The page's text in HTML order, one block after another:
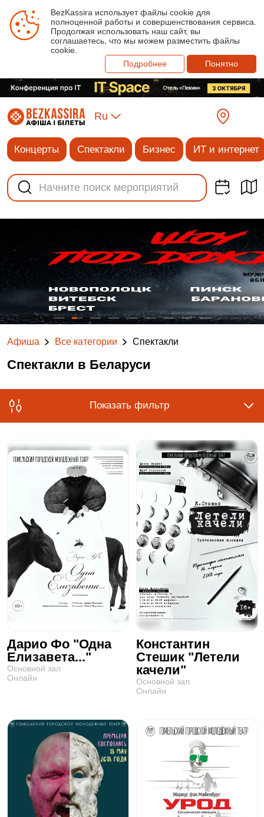
BezKassira использует файлы cookie для
полноценной работы и совершенствования сервиса.
Продолжая использовать наш сайт, вы
соглашаетесь, что мы можем разместить файлы
cookie.
Подробнее
Понятно
Ru
Концерты Спектакли Бизнес ИТ и интернет
Афиша Все категории Спектакли
Спектакли в Беларуси
Показать фильтр
Дарио Фо "Одна
Елизавета..."
Основной зал
Онлайн
Константин
Стешик "Летели
качели"
Основной зал
Онлайн